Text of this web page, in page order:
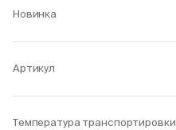
Новинка
Артикул
Температура транспортировки